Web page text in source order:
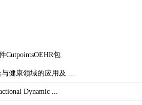
CutpointsOEHR包
健康领域的应用及 ...
Dynamic ...